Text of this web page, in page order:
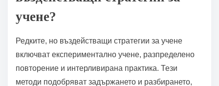
това, то ефективно подготвя учащите за реални
предизвикателства.